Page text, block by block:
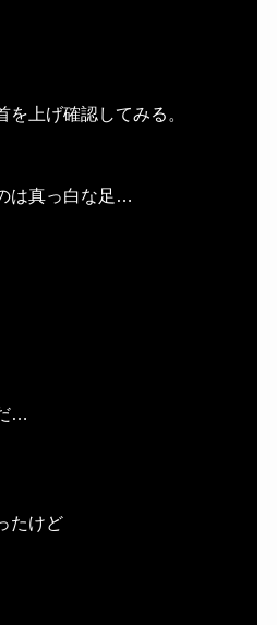
を上げ確認してみる。
は真っ白な足…
…
たけど